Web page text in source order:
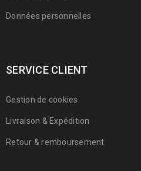
Données personnelles
SERVICE CLIENT
Gestion de cookies
Livraison & Expédition
Retour & remboursement